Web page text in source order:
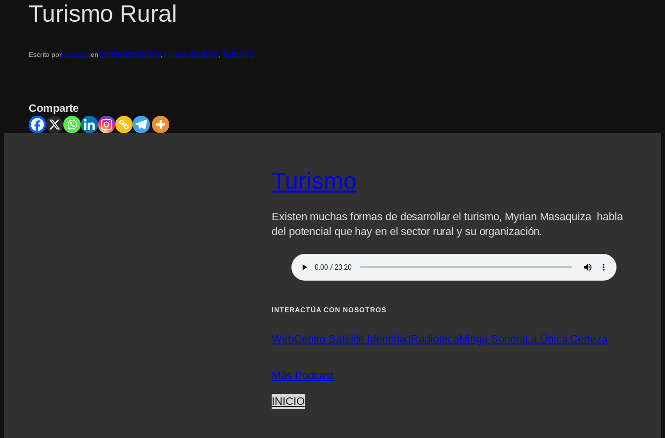
Turismo Rural
Escrito porradiotecaenEMPRENDIMIENTO, MINGA SONORA, TURISMO
Comparte
Turismo
Existen muchas formas de desarrollar el turismo, Myrian Masaquiza habla
del potencial que hay en el sector rural y su organización.
INTERACTÚA CON NOSOTROS
WebCentro Satélite IdentidadRadiotecaMinga SonoraLa Única Certeza
Más Podcast
INICIO